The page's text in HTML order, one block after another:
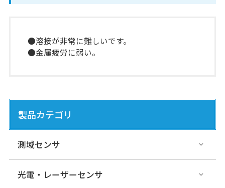
●溶接が非常に難しいです。
●金属疲労に弱い。
製品カテゴリ
測域センサ
光電・レーザーセンサ